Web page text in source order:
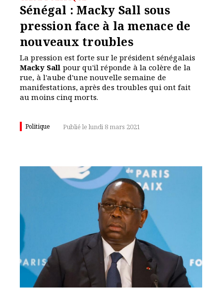
Sénégal : Macky Sall sous
pression face à la menace de
nouveaux troubles
La pression est forte sur le président sénégalais
Macky Sall pour qu'il réponde à la colère de la
rue, à l'aube d'une nouvelle semaine de
manifestations, après des troubles qui ont fait
au moins cinq morts.
Politique Publié le lundi 8 mars 2021